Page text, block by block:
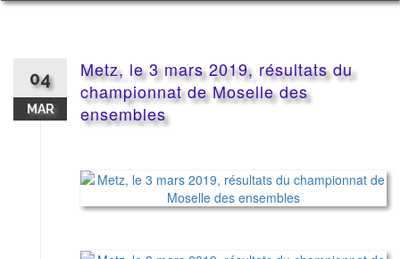
Aller
04
MAR
Metz, le 3 mars 2019, résultats du
championnat de Moselle des
ensembles